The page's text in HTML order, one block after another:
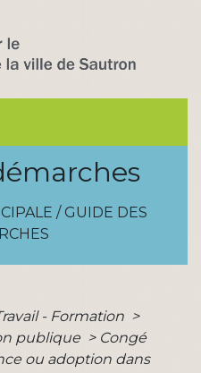
/ GUIDE DES
- Formation >
publique > Congé
ou adoption dans